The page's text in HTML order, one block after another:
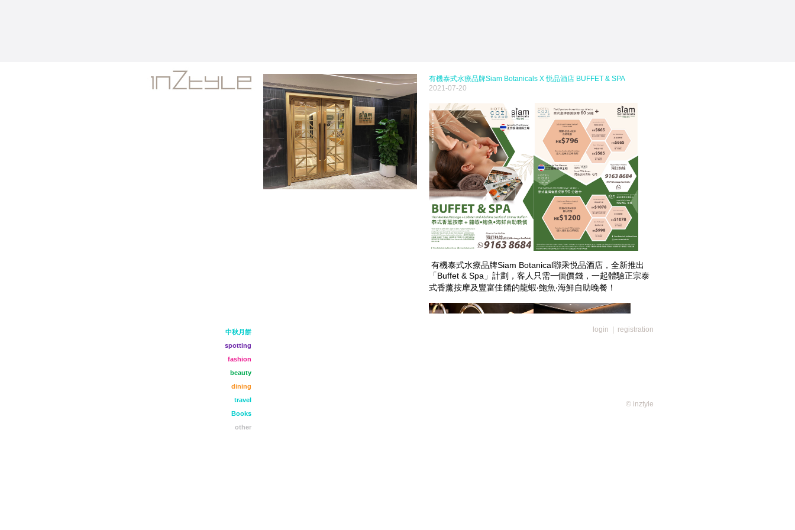
有機泰式水療品牌Siam Botanicals X 悦品酒店 BUFFET & SPA
2021-07-20
有機泰式水療品牌Siam Botanical聯乘悦品酒店，全新推出
「Buffet & Spa」計劃，客人只需一個價錢，一起體驗正宗泰
式香薰按摩及豐富佳餚的龍蝦‧鮑魚‧海鮮自助晚餐！
Resort) 推出「Buffet & Spa」，計劃包括泰式香薰按摩60分
中秋月餅
spotting
fashion
beauty
dining
travel
Books
other
login registration
© inztyle